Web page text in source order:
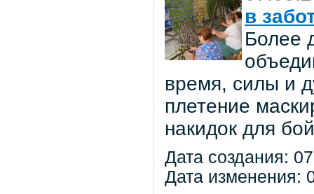
в
Более
время, силы и
плетение
накидок для
Дата создания:
Дата изменения: